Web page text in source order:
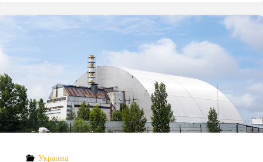
построят
радиоактивных
отходов"
Украина